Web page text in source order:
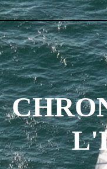
Skip to content